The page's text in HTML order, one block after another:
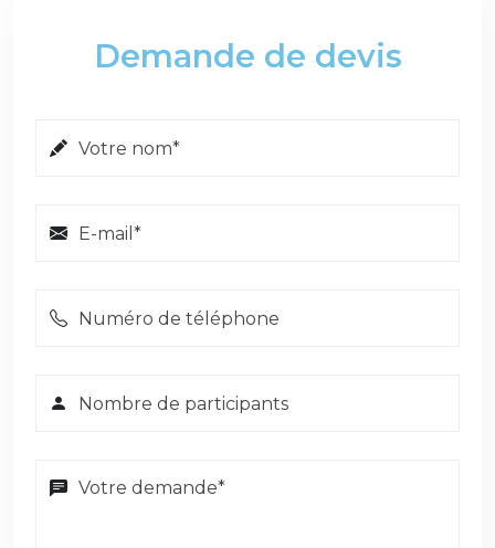
Demande de devis